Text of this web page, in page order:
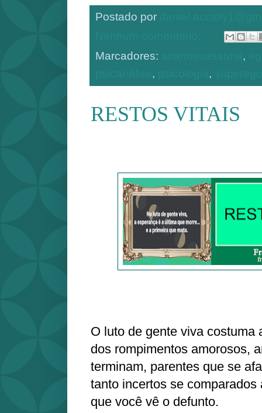
Postado por
Marcadores:
,
, ,
RESTOS VITAIS
O luto de gente viva costuma
dos rompimentos amorosos,
terminam, parentes que se
tanto incertos se comparados
que você vê o defunto.